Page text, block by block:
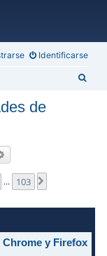
Identificarse
de
… 103
y Firefox